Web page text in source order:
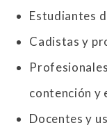
Estudiantes
Cadistas y
contención y
Docentes y